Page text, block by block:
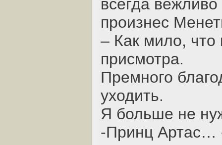
всегда
произнес
– Как мило, что
присмотра.
Премного
уходить.
Я больше не
-Принц Артас…